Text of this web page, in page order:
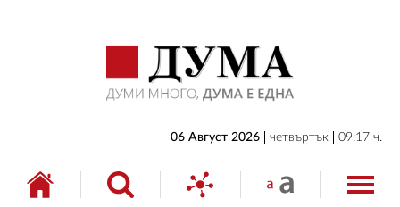
06 Август 2026 четвъртък 09:17 ч.
БЪЛГАРИЯ
ИКОНОМИКА
ИЗБОРИ
СВЯТ